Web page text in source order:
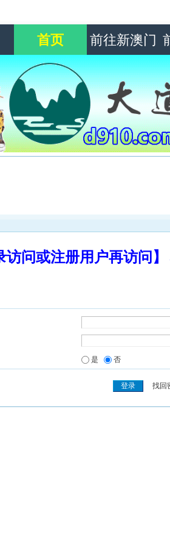
首页 前往新澳门
访问或注册用户再访问
是 否
找回